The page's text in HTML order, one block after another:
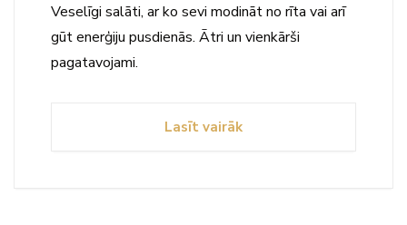
Veselīgi salāti, ar ko sevi modināt no rīta vai arī
gūt enerģiju pusdienās. Ātri un vienkārši
pagatavojami.
Lasīt vairāk